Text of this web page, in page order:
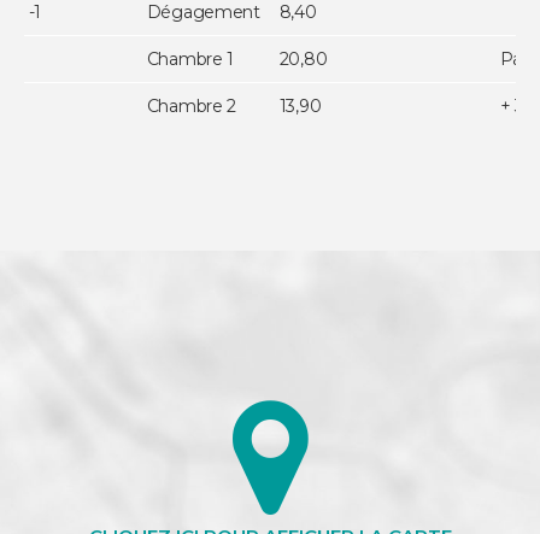
-1 Dégagement 8,40
Chambre 1 20,80 Pas
Chambre 2 13,90 +